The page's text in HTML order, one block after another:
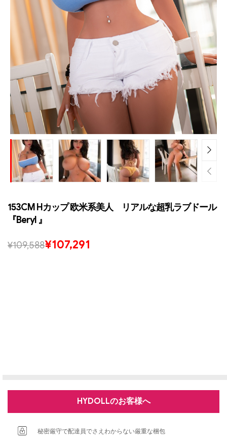
153CM Hカップ 欧米系美人 リアルな超乳ラブドール
『Beryl 』
¥109,588¥107,291
HYDOLLのお客様へ
秘密厳守で配達員でさえわからない厳重な梱包